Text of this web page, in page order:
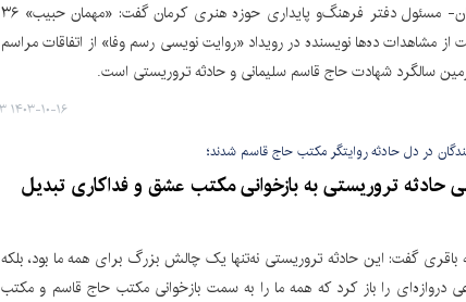
کرمان- مسئول دفتر فرهنگ‌و پایداری حوزه هنری کرمان گفت: «مهمان حبیب» ۳۶
از مشاهدات ده‌ها نویسنده در رویداد «روایت نویسی رسم وفا» از اتفاقات مراسم
سالگرد شهادت حاج قاسم سلیمانی و حادثه تروریستی است.
۱۴۰۳-۱۰-۱۶ ۱۵:۰۳
در دل حادثه روایتگر مکتب حاج قاسم شدند؛
حادثه تروریستی به بازخوانی مکتب عشق و فداکاری تبدیل
باقری گفت: این حادثه تروریستی نه‌تنها یک چالش بزرگ برای همه ما بود، بلکه
دروازه‌ای را باز کرد که همه ما را به سمت بازخوانی مکتب حاج قاسم و مکتب